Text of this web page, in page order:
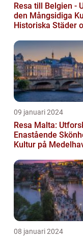
Resa till Belgien -
den Mångsidiga
Historiska Städer
09 januari 2024
Resa Malta:
Enastående
Kultur på
08 januari 2024